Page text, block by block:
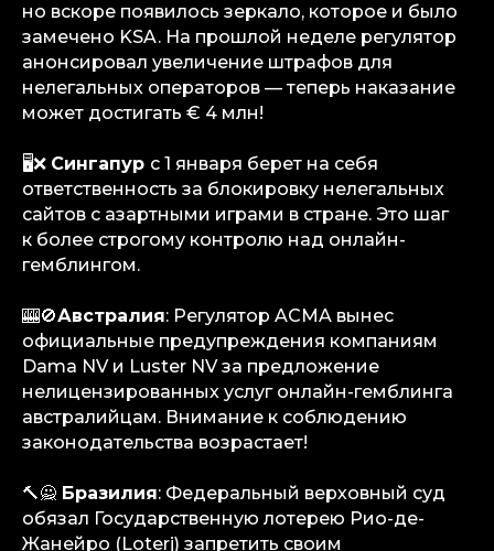
но вскоре появилось зеркало, которое и было
замечено KSA. На прошлой неделе регулятор
анонсировал увеличение штрафов для
нелегальных операторов — теперь наказание
может достигать € 4 млн!
🖥❌ Сингапур с 1 января берет на себя
ответственность за блокировку нелегальных
сайтов с азартными играми в стране. Это шаг
к более строгому контролю над онлайн-
гемблингом.
🎰🚫Австралия: Регулятор ACMA вынес
официальные предупреждения компаниям
Dama NV и Luster NV за предложение
нелицензированных услуг онлайн-гемблинга
австралийцам. Внимание к соблюдению
законодательства возрастает!
🔨🙅 Бразилия: Федеральный верховный суд
обязал Государственную лотерею Рио-де-
Жанейро (Loterj) запретить своим
info@igaming-solutions.io
iGS — ваш ориентир в индустрии
гемблинга и беттинга. Мы можем быть
полезны на всех уровнях — от новостей
и обзоров до аналитических разборов